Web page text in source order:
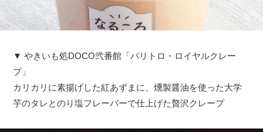
▼ やきいも処DOCO弐番館「パリトロ・ロイヤルクレー
プ」
カリカリに素揚げした紅あずまに、燻製醤油を使った大学
芋のタレとのり塩フレーバーで仕上げた贅沢クレープ